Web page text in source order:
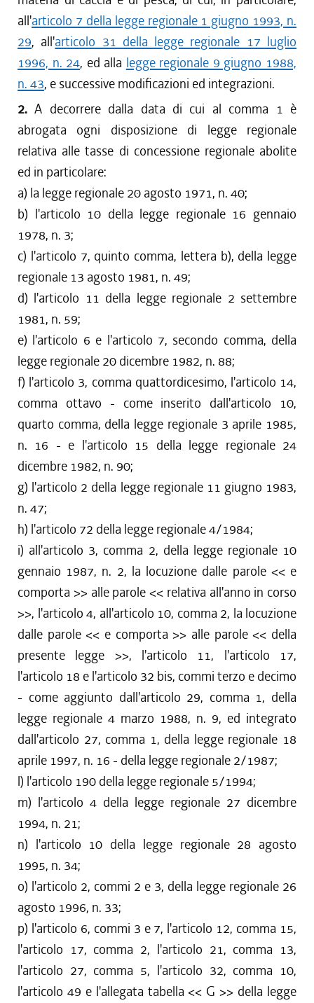
all'articolo 7 della legge regionale 1 giugno 1993, n.
29, all'articolo 31 della legge regionale 17 luglio
1996, n. 24, ed alla legge regionale 9 giugno 1988,
n. 43, e successive modificazioni ed integrazioni.
2. A decorrere dalla data di cui al comma 1 è
abrogata ogni disposizione di legge regionale
relativa alle tasse di concessione regionale abolite
ed in particolare:
a) la legge regionale 20 agosto 1971, n. 40;
b) l'articolo 10 della legge regionale 16 gennaio
1978, n. 3;
c) l'articolo 7, quinto comma, lettera b), della legge
regionale 13 agosto 1981, n. 49;
d) l'articolo 11 della legge regionale 2 settembre
1981, n. 59;
e) l'articolo 6 e l'articolo 7, secondo comma, della
legge regionale 20 dicembre 1982, n. 88;
f) l'articolo 3, comma quattordicesimo, l'articolo 14,
comma ottavo - come inserito dall'articolo 10,
quarto comma, della legge regionale 3 aprile 1985,
n. 16 - e l'articolo 15 della legge regionale 24
dicembre 1982, n. 90;
g) l'articolo 2 della legge regionale 11 giugno 1983,
n. 47;
h) l'articolo 72 della legge regionale 4/1984;
i) all'articolo 3, comma 2, della legge regionale 10
gennaio 1987, n. 2, la locuzione dalle parole << e
comporta >> alle parole << relativa all'anno in corso
>>, l'articolo 4, all'articolo 10, comma 2, la locuzione
dalle parole << e comporta >> alle parole << della
presente legge >>, l'articolo 11, l'articolo 17,
l'articolo 18 e l'articolo 32 bis, commi terzo e decimo
- come aggiunto dall'articolo 29, comma 1, della
legge regionale 4 marzo 1988, n. 9, ed integrato
dall'articolo 27, comma 1, della legge regionale 18
aprile 1997, n. 16 - della legge regionale 2/1987;
l) l'articolo 190 della legge regionale 5/1994;
m) l'articolo 4 della legge regionale 27 dicembre
1994, n. 21;
n) l'articolo 10 della legge regionale 28 agosto
1995, n. 34;
o) l'articolo 2, commi 2 e 3, della legge regionale 26
agosto 1996, n. 33;
p) l'articolo 6, commi 3 e 7, l'articolo 12, comma 15,
l'articolo 17, comma 2, l'articolo 21, comma 13,
l'articolo 27, comma 5, l'articolo 32, comma 10,
l'articolo 49 e l'allegata tabella << G >> della legge